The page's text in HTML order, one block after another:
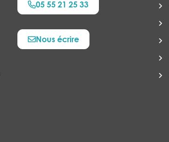
05 55 21 25 33
Nous écrire